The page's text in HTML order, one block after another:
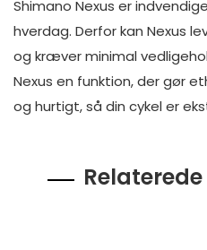
Shimano Nexus er
hverdag. Derfor kan Nexus
og kræver minimal
Nexus en funktion, der gør
og hurtigt, så din cykel er